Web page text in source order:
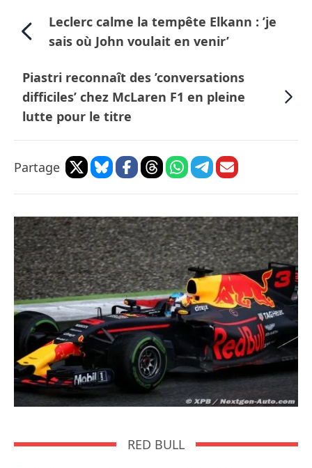
Leclerc calme la tempête Elkann : ’je
sais où John voulait en venir’
Piastri reconnaît des ’conversations
difficiles’ chez McLaren F1 en pleine
lutte pour le titre
Partage
RED BULL